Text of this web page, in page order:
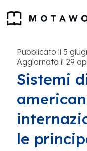
Pubblicato il 5
Aggiornato il 29
Sistemi
le